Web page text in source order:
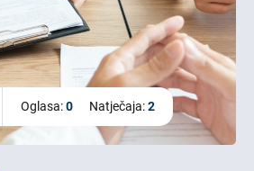
Oglasa:0 Natječaja:2